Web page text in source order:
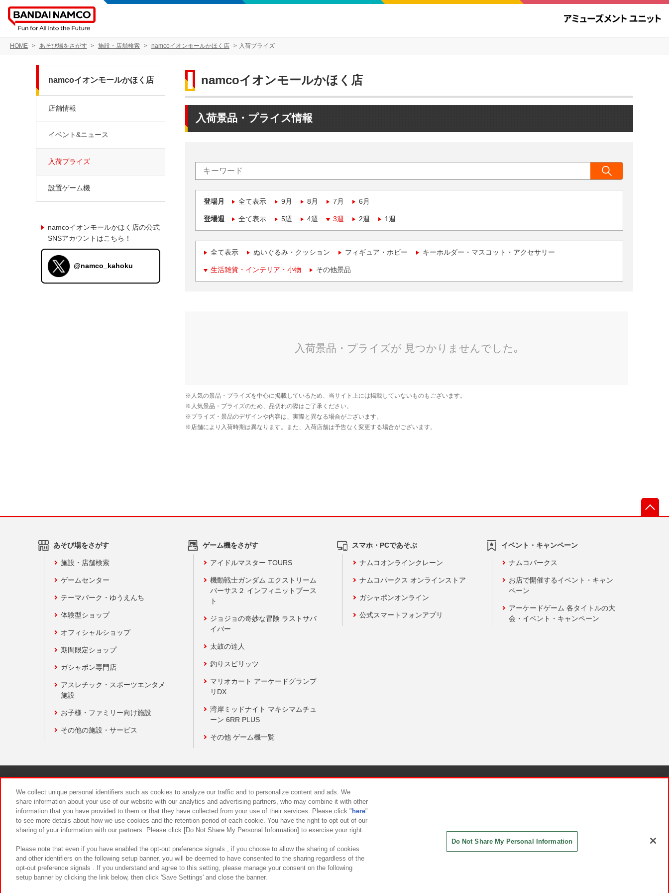
HOME あそび場をさがす 施設・店舗検索 namcoイオンモールかほく店 入荷プライズ
namcoイオンモールかほく店
入荷景品・プライズ情報
登場月 全て表示 9月 8月 7月 6月
登場週 全て表示 5週 4週 3週 2週 1週
全て表示 ぬいぐるみ・クッション フィギュア・ホビー キーホルダー・マスコット・アクセサリー
生活雑貨・インテリア・小物 その他景品
namcoイオンモールかほく店
店舗情報
イベント&ニュース
入荷プライズ
設置ゲーム機
namcoイオンモールかほく店の公式
SNSアカウントはこちら！
@namco_kahoku
あそび場をさがす
施設・店舗検索
ゲームセンター
テーマパーク・ゆうえんち
体験型ショップ
オフィシャルショップ
期間限定ショップ
ガシャポン専門店
アスレチック・スポーツエンタメ
施設
お子様・ファミリー向け施設
その他の施設・サービス
ゲーム機をさがす
アイドルマスター TOURS
機動戦士ガンダム エクストリーム
バーサス２ インフィニットブース
ト
ジョジョの奇妙な冒険 ラストサバ
イバー
太鼓の達人
釣りスピリッツ
マリオカート アーケードグランプ
リDX
湾岸ミッドナイト マキシマムチュ
ーン 6RR PLUS
その他 ゲーム機一覧
スマホ・PCであそぶ
ナムコオンラインクレーン
ナムコパークス オンラインストア
ガシャポンオンライン
公式スマートフォンアプリ
イベント・キャンペーン
ナムコパークス
お店で開催するイベント・キャン
ペーン
アーケードゲーム 各タイトルの大
会・イベント・キャンペーン
食品のご提供について カスタマーハラスメント対応方針
We collect unique personal identifiers such as cookies to analyze our traffic and to personalize content and ads. We
share information about your use of our website with our analytics and advertising partners, who may combine it with other
information that you have provided to them or that they have collected from your use of their services. Please click " here"
to see more details about how we use cookies and the retention period of each cookie. You have the right to opt out of our
sharing of your information with our partners. Please click [Do Not Share My Personal Information] to exercise your right.
Please note that even if you have enabled the opt-out preference signals , if you choose to allow the sharing of cookies
and other identifiers on the following setup banner, you will be deemed to have consented to the sharing regardless of the
opt-out preference signals . If you understand and agree to this setting, please manage your consent on the following
setup banner by clicking the link below, then click 'Save Settings' and close the banner.
Do Not Share My Personal Information